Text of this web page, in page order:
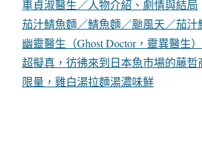
車貞淑醫生／人物介紹、劇情與結局
茄汁鯖魚麵／鯖魚麵／颱風天／茄
幽靈醫生（Ghost Doctor，靈異醫生
超擬真，彷彿來到日本魚市場的藤哲
限量，雞白湯拉麵湯濃味鮮